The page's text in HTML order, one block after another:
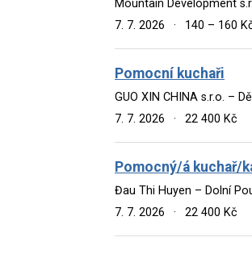
Mountain Development
7. 7. 2026
· 140 – 160
Pomocní kuchaři
GUO XIN CHINA s.r.o. –
7. 7. 2026
· 22 400 Kč
Pomocný/á kuchař/
Đau Thi Huyen – Dolní
7. 7. 2026
· 22 400 Kč